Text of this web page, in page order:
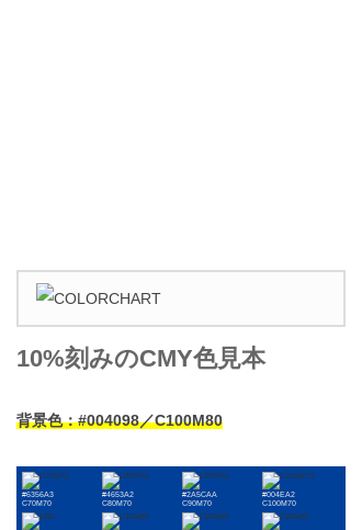
10%刻みのCMY色見本
背景色：#004098／C100M80
#6356A3
C70M70
#4653A2
C80M70
#2A5CAA
C90M70
#004EA2
C100M70